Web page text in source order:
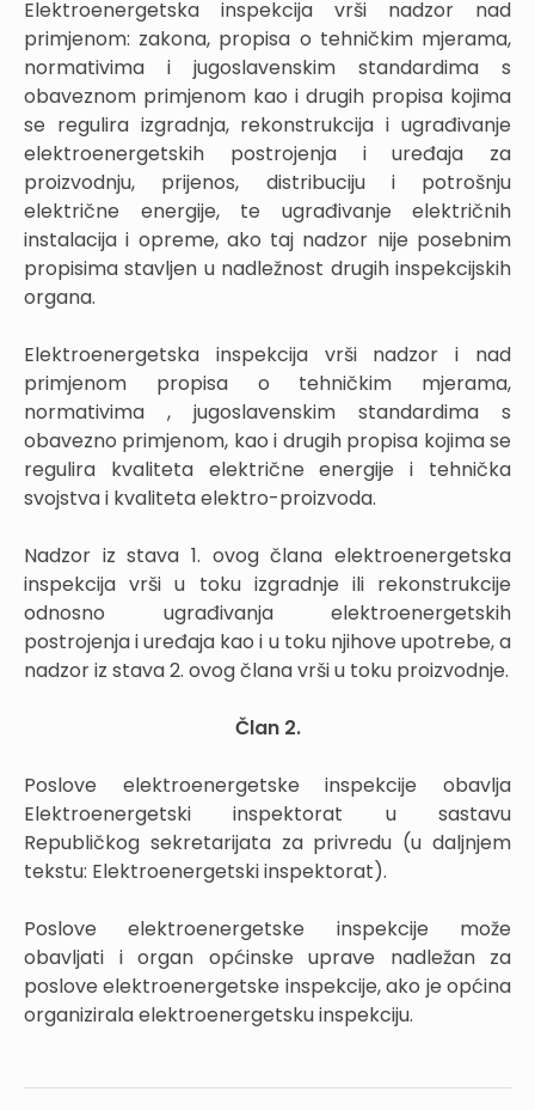
Elektroenergetska inspekcija vrši nadzor nad
primjenom: zakona, propisa o tehničkim mjerama,
normativima i jugoslavenskim standardima s
obaveznom primjenom kao i drugih propisa kojima
se regulira izgradnja, rekonstrukcija i ugrađivanje
elektroenergetskih postrojenja i uređaja za
proizvodnju, prijenos, distribuciju i potrošnju
električne energije, te ugrađivanje električnih
instalacija i opreme, ako taj nadzor nije posebnim
propisima stavljen u nadležnost drugih inspekcijskih
organa.
Elektroenergetska inspekcija vrši nadzor i nad
primjenom propisa o tehničkim mjerama,
normativima , jugoslavenskim standardima s
obavezno primjenom, kao i drugih propisa kojima se
regulira kvaliteta električne energije i tehnička
svojstva i kvaliteta elektro-proizvoda.
Nadzor iz stava 1. ovog člana elektroenergetska
inspekcija vrši u toku izgradnje ili rekonstrukcije
odnosno ugrađivanja elektroenergetskih
postrojenja i uređaja kao i u toku njihove upotrebe, a
nadzor iz stava 2. ovog člana vrši u toku proizvodnje.
Član 2.
Poslove elektroenergetske inspekcije obavlja
Elektroenergetski inspektorat u sastavu
Republičkog sekretarijata za privredu (u daljnjem
tekstu: Elektroenergetski inspektorat).
Poslove elektroenergetske inspekcije može
obavljati i organ općinske uprave nadležan za
poslove elektroenergetske inspekcije, ako je općina
organizirala elektroenergetsku inspekciju.